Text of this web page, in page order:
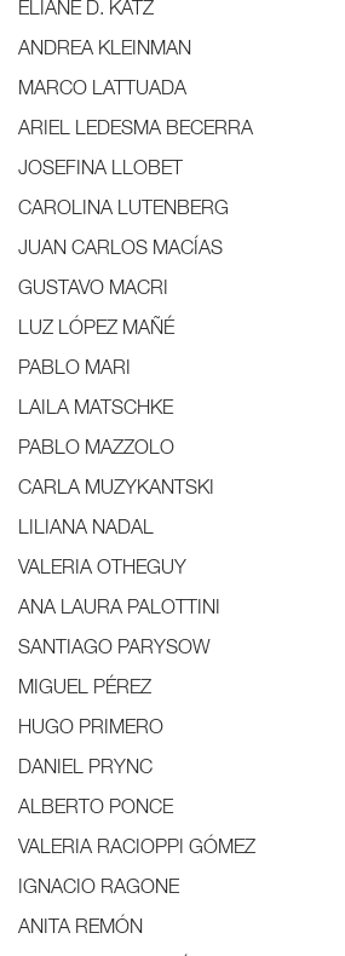
ELIANE D. KATZ
ANDREA KLEINMAN
MARCO LATTUADA
ARIEL LEDESMA BECERRA
JOSEFINA LLOBET
CAROLINA LUTENBERG
JUAN CARLOS MACÍAS
GUSTAVO MACRI
LUZ LÓPEZ MAÑÉ
PABLO MARI
LAILA MATSCHKE
PABLO MAZZOLO
CARLA MUZYKANTSKI
LILIANA NADAL
VALERIA OTHEGUY
ANA LAURA PALOTTINI
SANTIAGO PARYSOW
MIGUEL PÉREZ
HUGO PRIMERO
DANIEL PRYNC
ALBERTO PONCE
VALERIA RACIOPPI GÓMEZ
IGNACIO RAGONE
ANITA REMÓN